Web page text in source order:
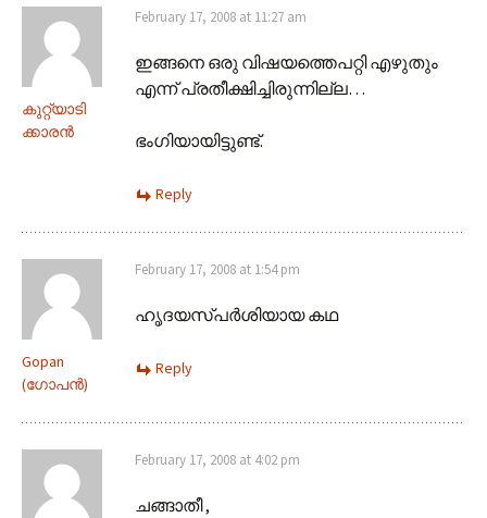
കുറ്റ്യാടി
ക്കാരന്‍
February 17, 2008 at 11:27 am
ഇങ്ങനെ ഒരു വിഷയത്തെപറ്റി എഴുതും
എന്ന് പ്രതീക്ഷിച്ചിരുന്നില്ല…
ഭംഗിയായിട്ടുണ്ട്‌.
Reply
Gopan
(ഗോപന്‍)
February 17, 2008 at 1:54 pm
ഹൃദയസ്പര്‍ശിയായ കഥ
Reply
February 17, 2008 at 4:02 pm
ചങ്ങാതീ ,